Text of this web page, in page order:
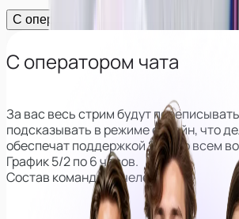
С оператором
С оператором чата
За вас весь стрим будут
подсказывать в режиме онлайн, что
обеспечат поддержкой 24/7 по всем
График 5/2 по 6 часов.
Состав команды: 3 человека.
Главный куратор